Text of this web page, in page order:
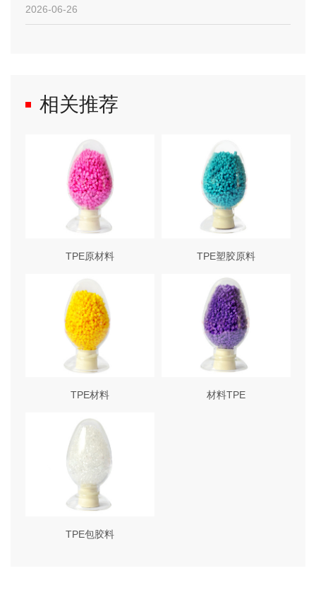
2026-06-26
相关推荐
TPE原材料 TPE塑胶原料
TPE材料 材料TPE
TPE包胶料